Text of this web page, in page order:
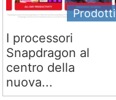
Prodotti
I processori
Snapdragon al
centro della
nuova...